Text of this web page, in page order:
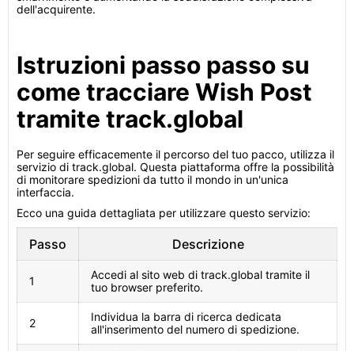
dell'acquirente.
Istruzioni passo passo su
come tracciare Wish Post
tramite track.global
Per seguire efficacemente il percorso del tuo pacco, utilizza il
servizio di track.global. Questa piattaforma offre la possibilità
di monitorare spedizioni da tutto il mondo in un'unica
interfaccia.
Ecco una guida dettagliata per utilizzare questo servizio:
Passo Descrizione
1
Accedi al sito web di track.global tramite il
tuo browser preferito.
2
Individua la barra di ricerca dedicata
all'inserimento del numero di spedizione.